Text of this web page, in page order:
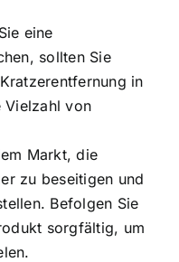
eine
sollten Sie
in
Vielzahl von
Markt, die
zu beseitigen und
Befolgen Sie
sorgfältig, um